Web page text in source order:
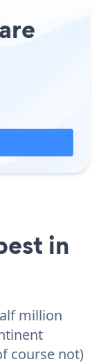
in
million
course not)